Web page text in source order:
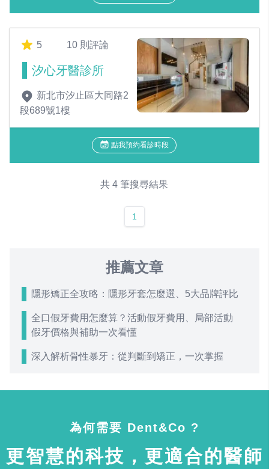
5 10 則評論
汐心牙醫診所
新北市汐止區大同路2
段689號1樓
點我預約看診時段
共 4 筆搜尋結果
1
推薦文章
隱形矯正全攻略：隱形牙套怎麼選、5大品牌評比
全口假牙費用怎麼算？活動假牙費用、局部活動
假牙價格與補助一次看懂
深入解析骨性暴牙：從判斷到矯正，一次掌握
為何需要 Dent&Co ?
更智慧的科技，更適合的醫師